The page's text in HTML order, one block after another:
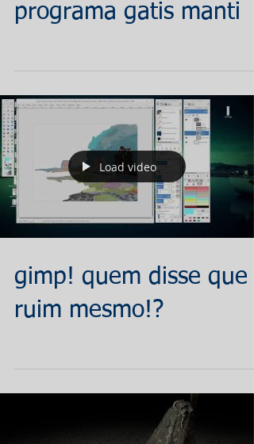
programa gatis manti
Load video
gimp! quem disse que
ruim mesmo!?